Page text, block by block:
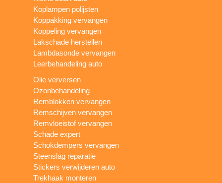
Koplampen polijsten
Koppakking vervangen
Koppeling vervangen
Lakschade herstellen
Lambdasonde vervangen
Leerbehandeling auto
Olie verversen
Ozonbehandeling
Remblokken vervangen
Remschijven vervangen
Remvloeistof vervangen
Schade expert
Schokdempers vervangen
Steenslag reparatie
Stickers verwijderen auto
Trekhaak monteren